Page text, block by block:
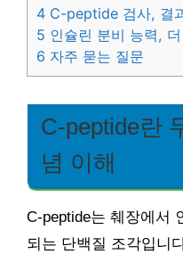
4 C-peptide 검사, 결
5 인슐린 분비 능력,
6 자주 묻는 질문
C-peptide란
념 이해
C-peptide는 췌장에서
되는 단백질 조각입니